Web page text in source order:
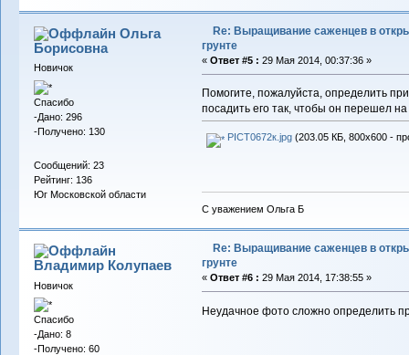
Ольга
Борисовна
Новичок
Спасибо
-Дано: 296
-Получено: 130
Сообщений: 23
Рейтинг: 136
Юг Московской области
Re: Выращивание саженцев в
грунте
« Ответ #5 : 29 Мая 2014, 00:37:36 »
Помогите, пожалуйста, определить
посадить его так, чтобы он перешел
PICT0672к.jpg(203.05 КБ, 800x600 -
С уважением Ольга Б
Владимир Колупаев
Новичок
Спасибо
-Дано: 8
-Получено: 60
Re: Выращивание саженцев в
грунте
« Ответ #6 : 29 Мая 2014, 17:38:55 »
Неудачное фото сложно определить